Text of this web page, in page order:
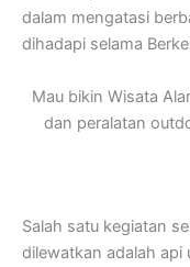
dalam mengatasi
dihadapi selama
Mau bikin Wisata
dan peralatan
Salah satu kegiatan
dilewatkan adalah api